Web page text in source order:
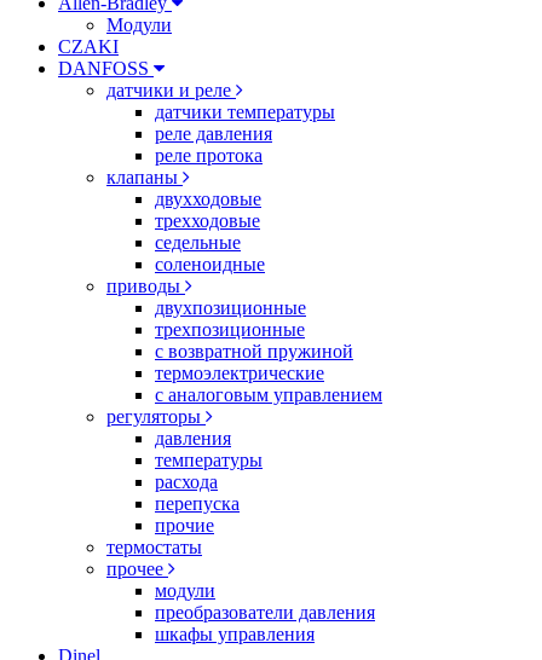
Модули
CZAKI
DANFOSS
датчики и реле
датчики температуры
реле давления
реле протока
клапаны
двухходовые
трехходовые
седельные
соленоидные
приводы
двухпозиционные
трехпозиционные
с возвратной пружиной
термоэлектрические
с аналоговым управлением
регуляторы
давления
температуры
расхода
перепуска
прочие
термостаты
прочее
модули
преобразователи давления
шкафы управления
Dinel